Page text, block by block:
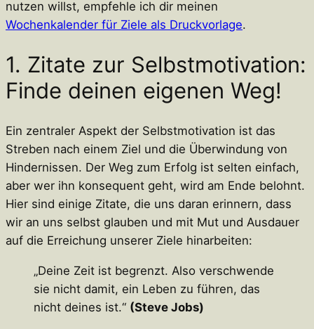
nutzen willst, empfehle ich dir meinen
Wochenkalender für Ziele als Druckvorlage.
1. Zitate zur Selbstmotivation:
Finde deinen eigenen Weg!
Ein zentraler Aspekt der Selbstmotivation ist das
Streben nach einem Ziel und die Überwindung von
Hindernissen. Der Weg zum Erfolg ist selten einfach,
aber wer ihn konsequent geht, wird am Ende belohnt.
Hier sind einige Zitate, die uns daran erinnern, dass
wir an uns selbst glauben und mit Mut und Ausdauer
auf die Erreichung unserer Ziele hinarbeiten:
„Deine Zeit ist begrenzt. Also verschwende
sie nicht damit, ein Leben zu führen, das
nicht deines ist.“ (Steve Jobs)